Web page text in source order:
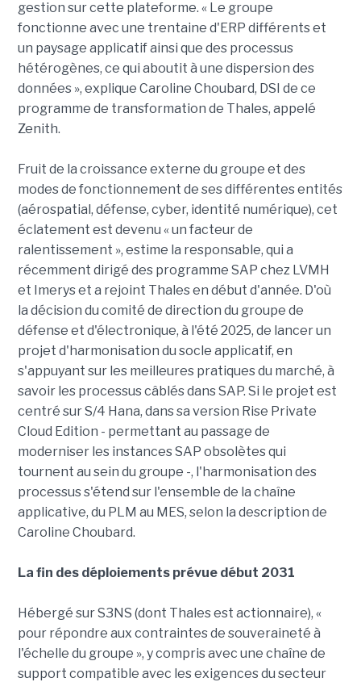
gestion sur cette plateforme. « Le groupe
fonctionne avec une trentaine d'ERP différents et
un paysage applicatif ainsi que des processus
hétérogènes, ce qui aboutit à une dispersion des
données », explique Caroline Choubard, DSI de ce
programme de transformation de Thales, appelé
Zenith.
Fruit de la croissance externe du groupe et des
modes de fonctionnement de ses différentes entités
(aérospatial, défense, cyber, identité numérique), cet
éclatement est devenu « un facteur de
ralentissement », estime la responsable, qui a
récemment dirigé des programme SAP chez LVMH
et Imerys et a rejoint Thales en début d'année. D'où
la décision du comité de direction du groupe de
défense et d'électronique, à l'été 2025, de lancer un
projet d'harmonisation du socle applicatif, en
s'appuyant sur les meilleures pratiques du marché, à
savoir les processus câblés dans SAP. Si le projet est
centré sur S/4 Hana, dans sa version Rise Private
Cloud Edition - permettant au passage de
moderniser les instances SAP obsolètes qui
tournent au sein du groupe -, l'harmonisation des
processus s'étend sur l'ensemble de la chaîne
applicative, du PLM au MES, selon la description de
Caroline Choubard.
La fin des déploiements prévue début 2031
Hébergé sur S3NS (dont Thales est actionnaire), «
pour répondre aux contraintes de souveraineté à
l'échelle du groupe », y compris avec une chaîne de
support compatible avec les exigences du secteur